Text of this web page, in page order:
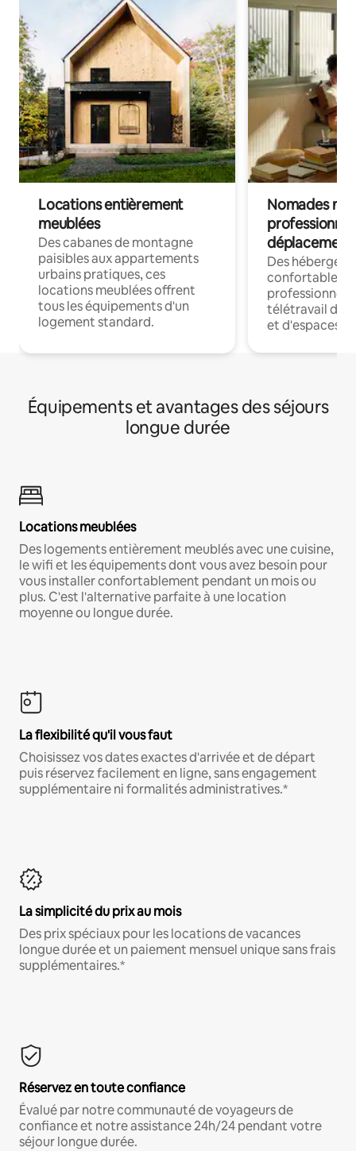
Locations entièrement
meublées
Des cabanes de montagne
paisibles aux appartements
urbains pratiques, ces
locations meublées offrent
tous les équipements d'un
logement standard.
Nomades
déplacement
Des
confortables
professionnels
télétravail
et d'espaces
Équipements et avantages des séjours
longue durée
Locations meublées
Des logements entièrement meublés avec une cuisine,
le wifi et les équipements dont vous avez besoin pour
vous installer confortablement pendant un mois ou
plus. C'est l'alternative parfaite à une location
moyenne ou longue durée.
La flexibilité qu'il vous faut
Choisissez vos dates exactes d'arrivée et de départ
puis réservez facilement en ligne, sans engagement
supplémentaire ni formalités administratives.*
La simplicité du prix au mois
Des prix spéciaux pour les locations de vacances
longue durée et un paiement mensuel unique sans frais
supplémentaires.*
Réservez en toute confiance
Évalué par notre communauté de voyageurs de
confiance et notre assistance 24h/24 pendant votre
séjour longue durée.